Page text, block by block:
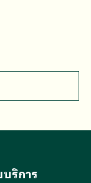
ริการ